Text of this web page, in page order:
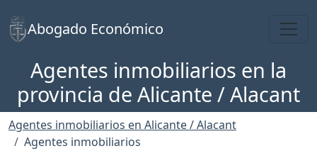
Abogado Económico
Agentes inmobiliarios en la
provincia de Alicante / Alacant
Agentes inmobiliarios en Alicante / Alacant
Agentes inmobiliarios